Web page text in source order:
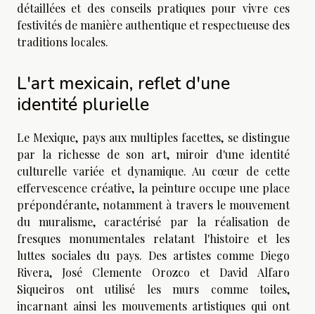
détaillées et des conseils pratiques pour vivre ces
festivités de manière authentique et respectueuse des
traditions locales.
L'art mexicain, reflet d'une
identité plurielle
Le Mexique, pays aux multiples facettes, se distingue
par la richesse de son art, miroir d'une identité
culturelle variée et dynamique. Au cœur de cette
effervescence créative, la peinture occupe une place
prépondérante, notamment à travers le mouvement
du muralisme, caractérisé par la réalisation de
fresques monumentales relatant l'histoire et les
luttes sociales du pays. Des artistes comme Diego
Rivera, José Clemente Orozco et David Alfaro
Siqueiros ont utilisé les murs comme toiles,
incarnant ainsi les mouvements artistiques qui ont